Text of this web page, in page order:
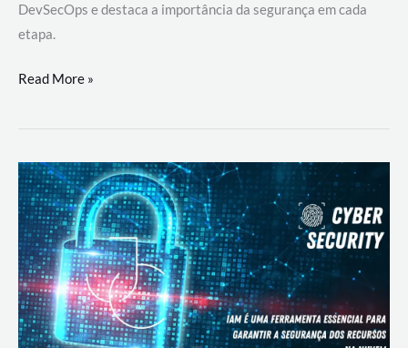
DevSecOps e destaca a importância da segurança em cada
etapa.
DevSecOps
Prática:
Desenvolvimento,
Segurança
e
Operações
Read More »